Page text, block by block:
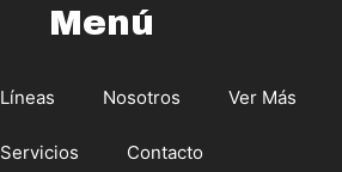
Menú
Líneas Nosotros Ver Más
Servicios Contacto